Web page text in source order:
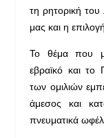
τη ρητορική
μας και η
Το θέμα που
εβραϊκό και το
των ομιλιών
άμεσος και
πνευματικά